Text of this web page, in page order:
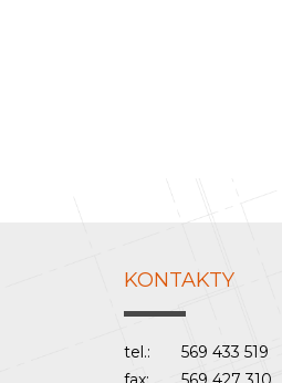
KONTAKTY
tel.:
569 433 519